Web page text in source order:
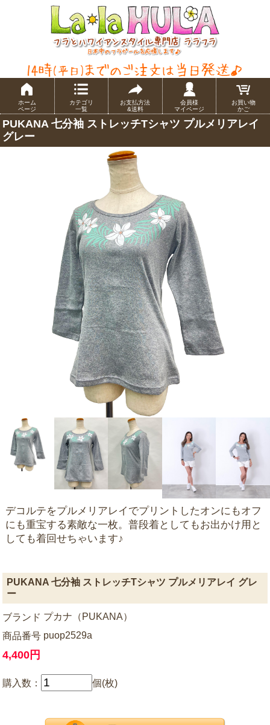
ホーム
ページ
カテゴリ
一覧
お支払方法
&送料
会員様
マイページ
お買い物
かご
PUKANA 七分袖 ストレッチTシャツ プルメリアレイ
グレー
デコルテをプルメリアレイでプリントしたオンにもオフ
にも重宝する素敵な一枚。普段着としてもお出かけ用と
しても着回せちゃいます♪
PUKANA 七分袖 ストレッチTシャツ プルメリアレイ グレ
ー
ブランド プカナ（PUKANA）
商品番号 puop2529a
4,400円
購入数： 個(枚)